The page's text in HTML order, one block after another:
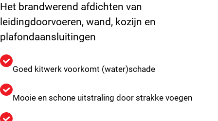
Het brandwerend afdichten van
leidingdoorvoeren, wand, kozijn en
plafondaansluitingen
Goed kitwerk voorkomt (water)schade
Mooie en schone uitstraling door strakke voegen